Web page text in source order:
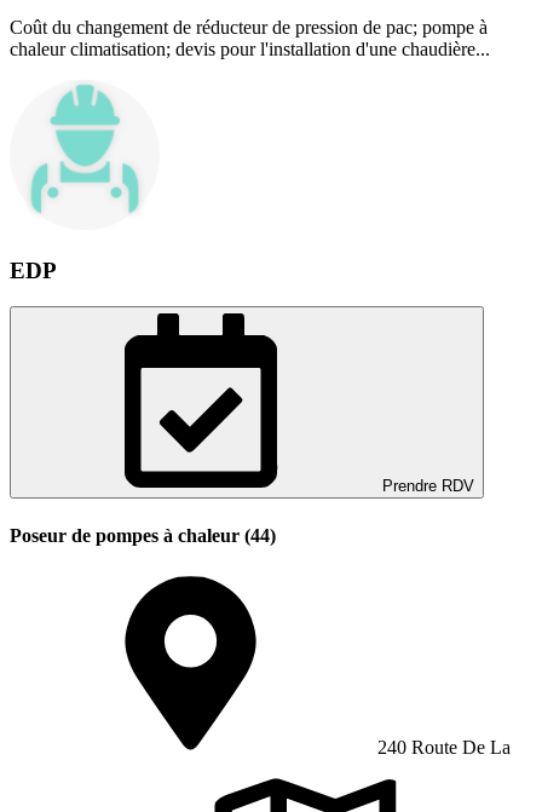
Coût du changement de réducteur de pression de pac; pompe à
chaleur climatisation; devis pour l'installation d'une chaudière...
EDP
Prendre RDV
Poseur de pompes à chaleur (44)
240 Route De La